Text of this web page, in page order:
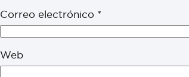
Correo electrónico *
Web